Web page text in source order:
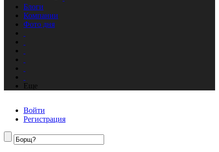
Блоги
Компании
Фото дня
Еще
Войти
Регистрация